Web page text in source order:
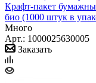
Крафт-пакет
био (1000 штук в
Много
Арт.: 1000025630005
Заказать